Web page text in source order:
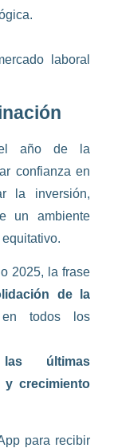
laboral
el año de la
confianza en
la inversión,
un ambiente
2025, la frase
de la
todos los
últimas
y crecimiento
para recibir